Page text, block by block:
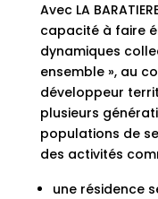
Avec LA
capacité à faire
dynamiques
ensemble », au
développeur
plusieurs
populations de
des activités
une résidence